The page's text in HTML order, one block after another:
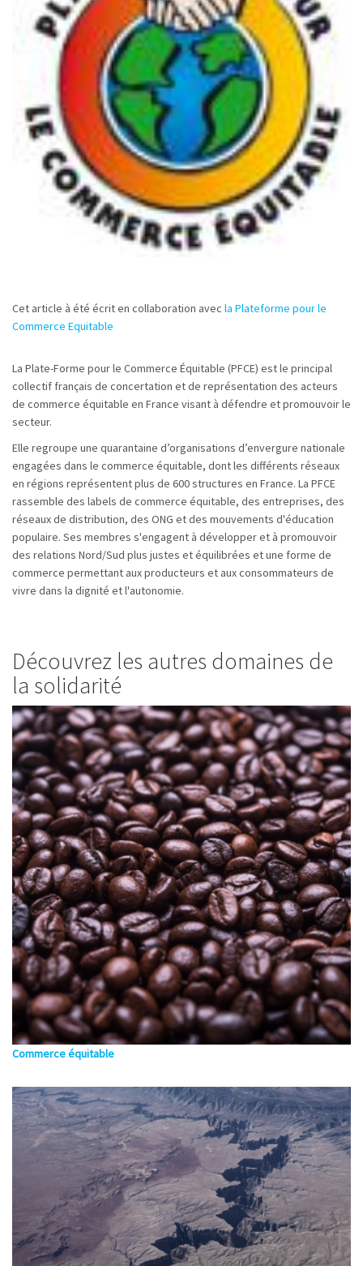
Cet article à été écrit en collaboration avec la Plateforme pour le
Commerce Equitable
La Plate-Forme pour le Commerce Équitable (PFCE) est le principal
collectif français de concertation et de représentation des acteurs
de commerce équitable en France visant à défendre et promouvoir le
secteur.
Elle regroupe une quarantaine d’organisations d’envergure nationale
engagées dans le commerce équitable, dont les différents réseaux
en régions représentent plus de 600 structures en France. La PFCE
rassemble des labels de commerce équitable, des entreprises, des
réseaux de distribution, des ONG et des mouvements d'éducation
populaire. Ses membres s'engagent à développer et à promouvoir
des relations Nord/Sud plus justes et équilibrées et une forme de
commerce permettant aux producteurs et aux consommateurs de
vivre dans la dignité et l'autonomie.
Découvrez les autres domaines de
la solidarité
Commerce équitable